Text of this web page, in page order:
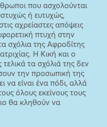
που ασχολούνται
ή ευτυχώς,
αχρείαστες απόψεις
πτυχή στην
σχόλια της Αφροδίτης
Η Κική και ο
τα σχόλιά της δεν
την προσωπική της
είναι ένα πόδι, αλλά
όλους εκείνους τους
θα κληθούν να